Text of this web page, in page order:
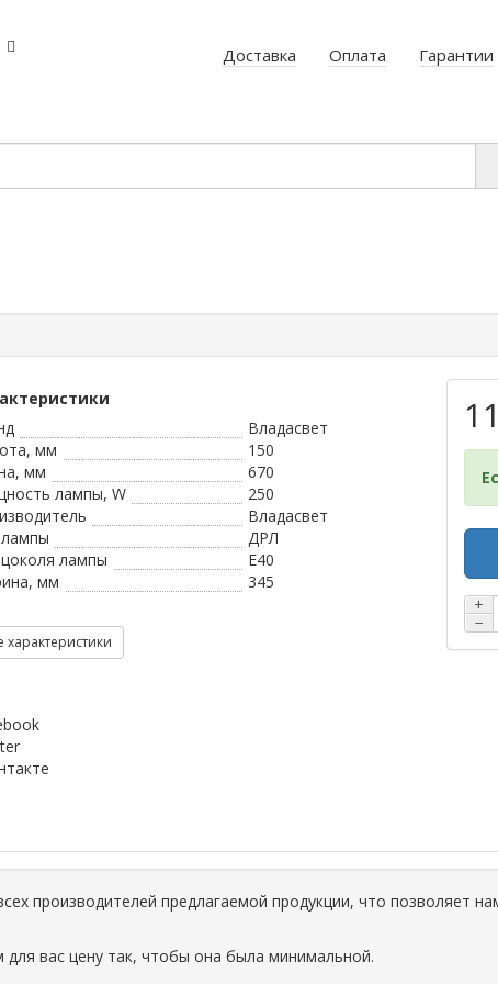
Доставка Оплата Гарантии
Владасвет
мм
150
мм
670
лампы, W
250
Владасвет
ДРЛ
лампы
Е40
мм
345
характеристики
+
−
производителей предлагаемой продукции, что позволяет
вас цену так, чтобы она была минимальной.